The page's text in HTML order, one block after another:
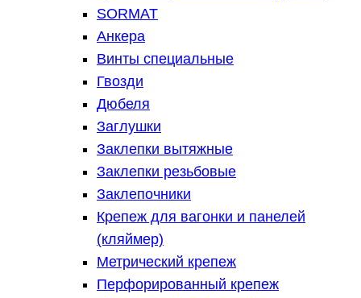
SORMAT
Анкера
Винты специальные
Гвозди
Дюбеля
Заглушки
Заклепки вытяжные
Заклепки резьбовые
Заклепочники
Крепеж для вагонки и панелей
(кляймер)
Метрический крепеж
Перфорированный крепеж